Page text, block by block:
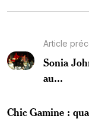
Article
Sonia
au...
Chic Gamine :